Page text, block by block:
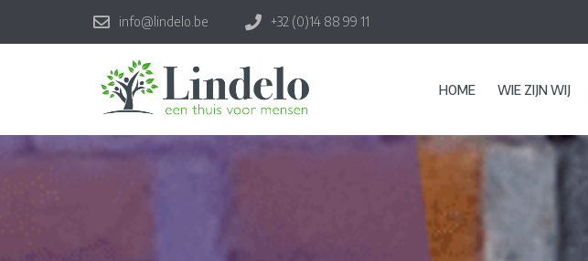
info@lindelo.be +32 (0)14 88 99 11
HOME WIE ZIJN WIJ